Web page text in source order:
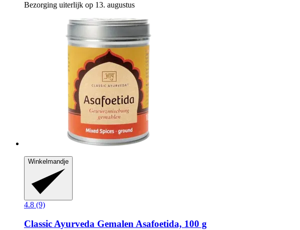
Bezorging uiterlijk op 13. augustus
Winkelmandje
4.8 (9)
Classic Ayurveda Gemalen Asafoetida, 100 g